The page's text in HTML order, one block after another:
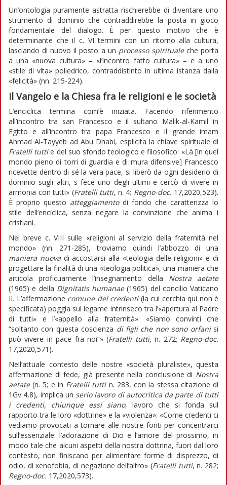
Un’ontologia puramente astratta rischierebbe di diventare uno
strumento di dominio che contraddirebbe la posta in gioco
fondamentale del dialogo. È per questo motivo che è
determinante che il c. VI termini con un ritorno alla cultura,
lasciando di nuovo il posto a un processo spirituale che porta
a una «nuova cultura» – «l’incontro fatto cultura» – e a uno
«stile di vita» poliedrico, contraddistinto in ultima istanza dalla
«felicità» (nn. 215-224).
Il Vangelo e la Chiesa fra le religioni e le società
L’enciclica termina com’è iniziata. Facendo riferimento
all’incontro tra san Francesco e il sultano Malik-al-Kamil in
Egitto e all’incontro tra papa Francesco e il grande imam
Ahmad Al-Tayyeb ad Abu Dhabi, esplicita la chiave spirituale di
Fratelli tuttie del suo sfondo teologico e filosofico: «Là [in quel
mondo pieno di torri di guardia e di mura difensive] Francesco
ricevette dentro di sé la vera pace, si liberò da ogni desiderio di
dominio sugli altri, s fece uno degli ultimi e cercò di vivere in
armonia con tutti» (Fratelli tutti, n. 4; Regno-doc. 17,2020,523).
È proprio questo atteggiamentodi fondo che caratterizza lo
stile dell’enciclica, senza negare la convinzione che anima i
cristiani.
Nel breve c. VIII sulle «religioni al servizio della fraternità nel
mondo» (nn. 271-285), troviamo quindi l’abbozzo di una
maniera nuovadi accostarsi alla «teologia delle religioni» e di
progettare la finalità di una «teologia politica», una maniera che
articola proficuamente l’insegnamento della Nostra aetate
(1965) e della Dignitatis humanae(1965) del concilio Vaticano
II. L’affermazione comune dei credenti(la cui cerchia qui non è
specificata) poggia sul legame intrinseco tra l’«apertura al Padre
di tutti» e l’«appello alla fraternità»: «Siamo convinti che
“soltanto con questa coscienza di figli che non sono orfanisi
può vivere in pace fra noi”» (Fratelli tutti, n. 272; Regno-doc.
17,2020,571).
Nell’attuale contesto delle nostre «società pluraliste», questa
affermazione di fede, già presente nella conclusione di Nostra
aetate(n. 5; e in Fratelli tuttin. 283, con la stessa citazione di
1Gv 4,8), implica un serio lavoro di autocritica da parte di tutti
i credenti, chiunque essi siano, lavoro che si fonda sul
rapporto tra le loro «dottrine» e la «violenza»: «Come credenti ci
vediamo provocati a tornare alle nostre fonti per concentrarci
sull’essenziale: l’adorazione di Dio e l’amore del prossimo, in
modo tale che alcuni aspetti della nostra dottrina, fuori dal loro
contesto, non finiscano per alimentare forme di disprezzo, di
odio, di xenofobia, di negazione dell’altro» (Fratelli tutti, n. 282;
Regno-doc. 17,2020,573).